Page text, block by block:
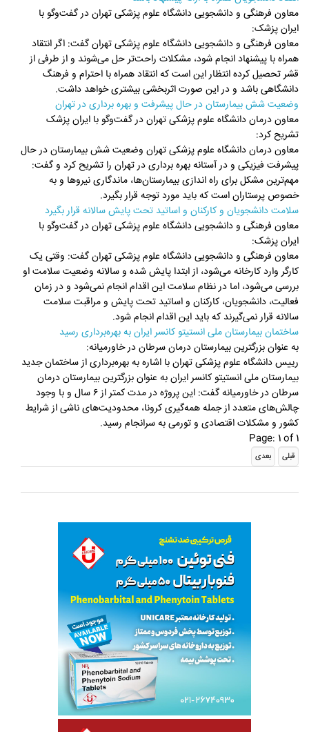
معاون فرهنگی و دانشجویی دانشگاه علوم پزشکی تهران در گفت‌وگو با
ایران پزشک:
معاون فرهنگی و دانشجویی دانشگاه علوم پزشکی تهران گفت: اگر انتقاد
همراه با پیشنهاد انجام شود، مشکلات راحت‌تر حل می‌شوند و از طرفی از
قشر تحصیل کرده انتظار این است که انتقاد همراه با احترام و فرهنگ
دانشگاهی باشد و در این صورت اثربخشی بیشتری خواهد داشت.
وضعیت شش بیمارستان در حال پیشرفت و بهره برداری در تهران
معاون درمان دانشگاه علوم پزشکی تهران در گفت‌وگو با ایران پزشک
تشریح کرد:
معاون درمان دانشگاه علوم پزشکی تهران وضعیت شش بیمارستان در حال
پیشرفت فیزیکی و در آستانه بهره برداری در تهران را تشریح کرد و گفت:
مهم‌ترین مشکل برای راه اندازی بیمارستان‌ها، ماندگاری نیروها و به
خصوص پرستاران است که باید مورد توجه قرار بگیرد.
سلامت دانشجویان و کارکنان و اساتید تحت پایش سالانه قرار بگیرد
معاون فرهنگی و دانشجویی دانشگاه علوم پزشکی تهران در گفت‌وگو با
ایران پزشک:
معاون فرهنگی و دانشجویی دانشگاه علوم پزشکی تهران گفت: وقتی یک
کارگر وارد کارخانه می‌شود، از ابتدا پایش شده و سالانه وضعیت سلامت او
بررسی می‌شود، اما در نظام سلامت این اقدام انجام نمی‌شود و در زمان
فعالیت، دانشجویان، کارکنان و اساتید تحت پایش و مراقبت سلامت
سالانه قرار نمی‌گیرند که باید این اقدام انجام شود.
ساختمان بیمارستان ملی انستیتو کانسر ایران به بهره‌برداری رسید
به عنوان بزرگترین بیمارستان درمان سرطان در خاورمیانه:
رییس دانشگاه علوم پزشکی تهران با اشاره به بهره‌برداری از ساختمان جدید
بیمارستان ملی انستیتو کانسر ایران به عنوان بزرگترین بیمارستان درمان
سرطان در خاورمیانه گفت: این پروژه در مدت کمتر از ۶ سال و با وجود
چالش‌های متعدد از جمله همه‌گیری کرونا، محدودیت‌های ناشی از شرایط
کشور و مشکلات اقتصادی و تورمی به سرانجام رسید.
Page: 1 of 1